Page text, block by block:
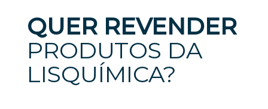
QUER REVENDER
PRODUTOS DA
LISQUÍMICA?